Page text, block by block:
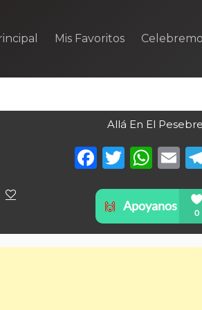
Mis Favoritos
Allá En El Pesebre